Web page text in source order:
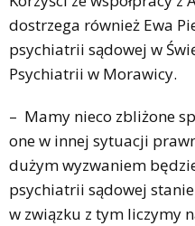
dostrzega również Ewa
psychiatrii sądowej w
Psychiatrii w Morawicy.
– Mamy nieco zbliżone
one w innej sytuacji
dużym wyzwaniem
psychiatrii sądowej
w związku z tym liczymy